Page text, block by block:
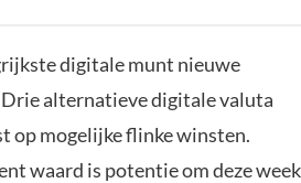
digitale munt nieuwe
alternatieve digitale valuta
op mogelijke flinke winsten.
waard is potentie om deze week